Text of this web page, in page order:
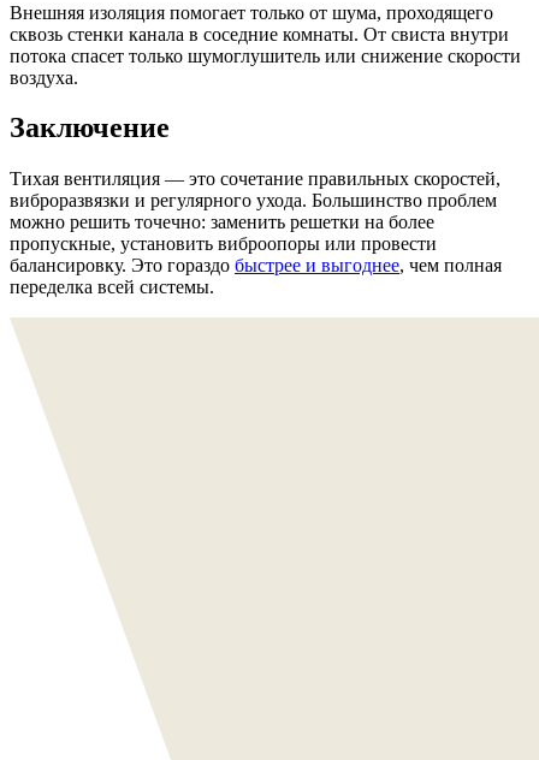
Внешняя изоляция помогает только от шума, проходящего
сквозь стенки канала в соседние комнаты. От свиста внутри
потока спасет только шумоглушитель или снижение скорости
воздуха.
Заключение
Тихая вентиляция — это сочетание правильных скоростей,
виброразвязки и регулярного ухода. Большинство проблем
можно решить точечно: заменить решетки на более
пропускные, установить виброопоры или провести
балансировку. Это гораздо быстрее и выгоднее, чем полная
переделка всей системы.